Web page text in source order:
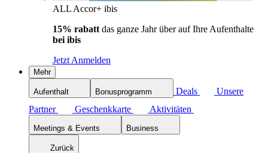
ALL Accor+ ibis
15% rabatt das ganze Jahr über auf Ihre Aufenthalte
bei ibis
Jetzt Anmelden
Mehr
Aufenthalt Bonusprogramm Deals
Unsere
Partner
Geschenkkarte Aktivitäten
Meetings & Events Business
Zurück